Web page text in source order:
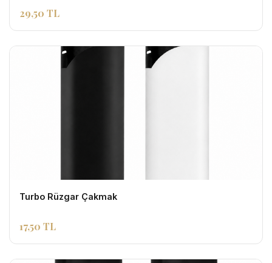
29,50 TL
Turbo Rüzgar Çakmak
17,50 TL